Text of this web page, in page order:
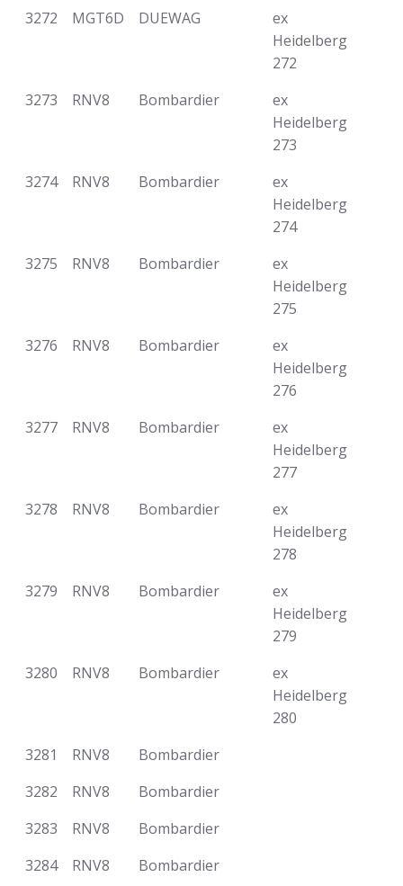
3272
MGT6D DUEWAG
ex
Heidelberg
272
3273
RNV8 Bombardier
ex
Heidelberg
273
3274
RNV8 Bombardier
ex
Heidelberg
274
3275
RNV8 Bombardier
ex
Heidelberg
275
3276
RNV8 Bombardier
ex
Heidelberg
276
3277
RNV8 Bombardier
ex
Heidelberg
277
3278
RNV8 Bombardier
ex
Heidelberg
278
3279
RNV8 Bombardier
ex
Heidelberg
279
3280
RNV8 Bombardier
ex
Heidelberg
280
3281
RNV8
Bombardier
3282
RNV8
Bombardier
3283
RNV8
Bombardier
3284
RNV8
Bombardier